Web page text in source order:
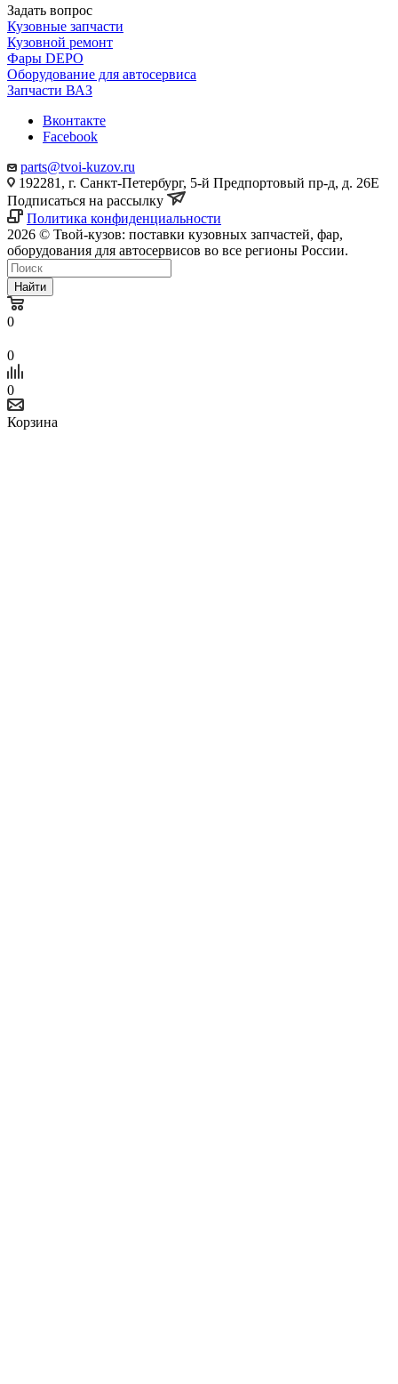
Задать вопрос
Кузовные запчасти
Кузовной ремонт
Фары DEPO
Оборудование для автосервиса
Запчасти ВАЗ
Вконтакте
Facebook
parts@tvoi-kuzov.ru
192281, г. Санкт-Петербург, 5-й Предпортовый пр-д, д. 26Е
Подписаться на рассылку
Политика конфиденциальности
2026 © Твой-кузов: поставки кузовных запчастей, фар,
оборудования для автосервисов во все регионы России.
Найти
0
0
0
Корзина